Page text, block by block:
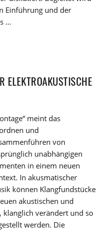
Einführung und der
…
ELEKTROAKUSTISCHE
meint das
und
von
unabhängigen
in einem neuen
In akusmatischer
können Klangfundstücke
akustischen und
klanglich verändert und so
werden. Die